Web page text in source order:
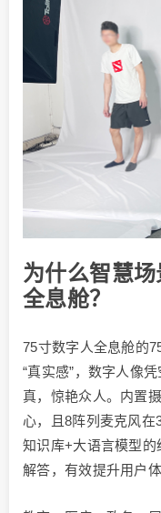
为什么智慧
全息舱？
75寸数字人全息舱的
“真实感”，数字人像
真，惊艳众人。内置
心，且8阵列麦克风
知识库+大语言模型
解答，有效提升用户体